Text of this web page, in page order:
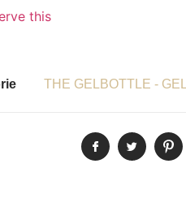
this
THE GELBOTTLE -